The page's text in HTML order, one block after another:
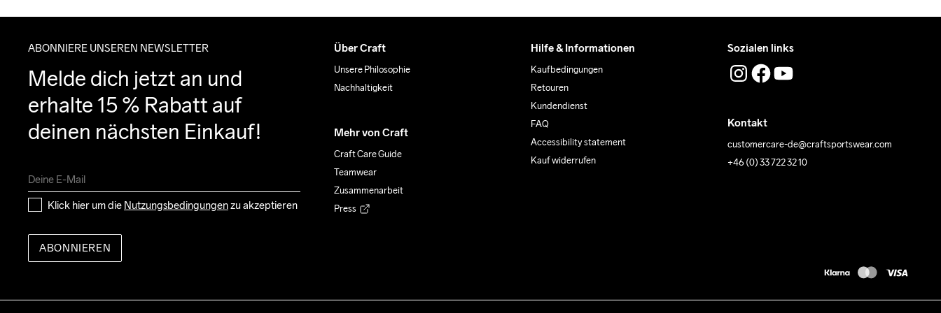
ABONNIERE UNSEREN NEWSLETTER
Melde dich jetzt an und
erhalte 15 % Rabatt auf
deinen nächsten Einkauf!
Klick hier um die Nutzungsbedingungen zu akzeptieren
ABONNIEREN
Über Craft
Unsere Philosophie
Nachhaltigkeit
Mehr von Craft
Craft Care Guide
Teamwear
Zusammenarbeit
Press
Hilfe & Informationen
Kaufbedingungen
Retouren
Kundendienst
FAQ
Accessibility statement
Kauf widerrufen
Sozialen links
Kontakt
customercare-de@craftsportswear.com
+46 (0) 33 722 32 10